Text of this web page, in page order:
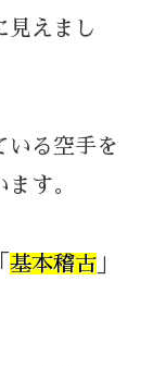
見えまし
いる空手を
す。
基本稽古 」